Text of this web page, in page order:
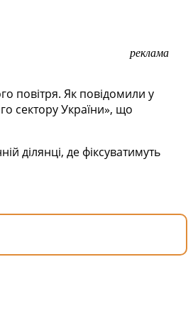
реклама
повітря. Як повідомили у
сектору України», що
ділянці, де фіксуватимуть